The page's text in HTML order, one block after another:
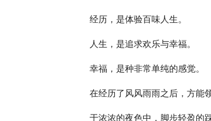
经历，是体验百味人生。
人生，是追求欢乐与幸福。
幸福，是种非常单纯的感觉。
在经历了风风雨雨之后，方
于浓浓的夜色中，脚步轻盈的